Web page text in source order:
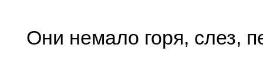
Они немало горя, слез,